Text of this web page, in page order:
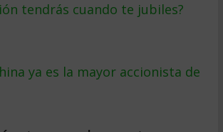
tendrás cuando te jubiles?
ya es la mayor accionista de